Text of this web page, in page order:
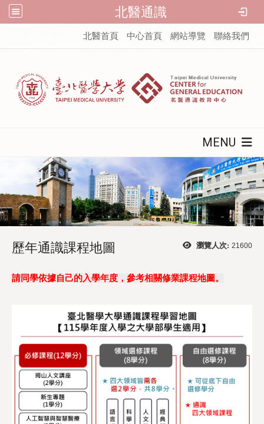
北醫通識
北醫首頁 中心首頁 網站導覽 聯絡我們
MENU
瀏覽人次: 21600
歷年通識課程地圖
請同學依據自己的入學年度，參考相關修業課程地圖。